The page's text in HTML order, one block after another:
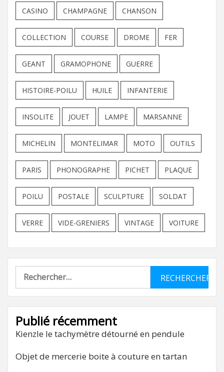
CASINO CHAMPAGNE CHANSON
COLLECTION COURSE DROME FER
GEANT GRAMOPHONE GUERRE
HISTOIRE-POILU HUILE INFANTERIE
INSOLITE JOUET LAMPE MARSANNE
MICHELIN MONTELIMAR MOTO OUTILS
PARIS PHONOGRAPHE PICHET PLAQUE
POILU POSTALE SCULPTURE SOLDAT
VERRE VIDE-GRENIERS VINTAGE VOITURE
Rechercher :
Publié récemment
Kienzle le tachymètre détourné en pendule
Objet de mercerie boite à couture en tartan